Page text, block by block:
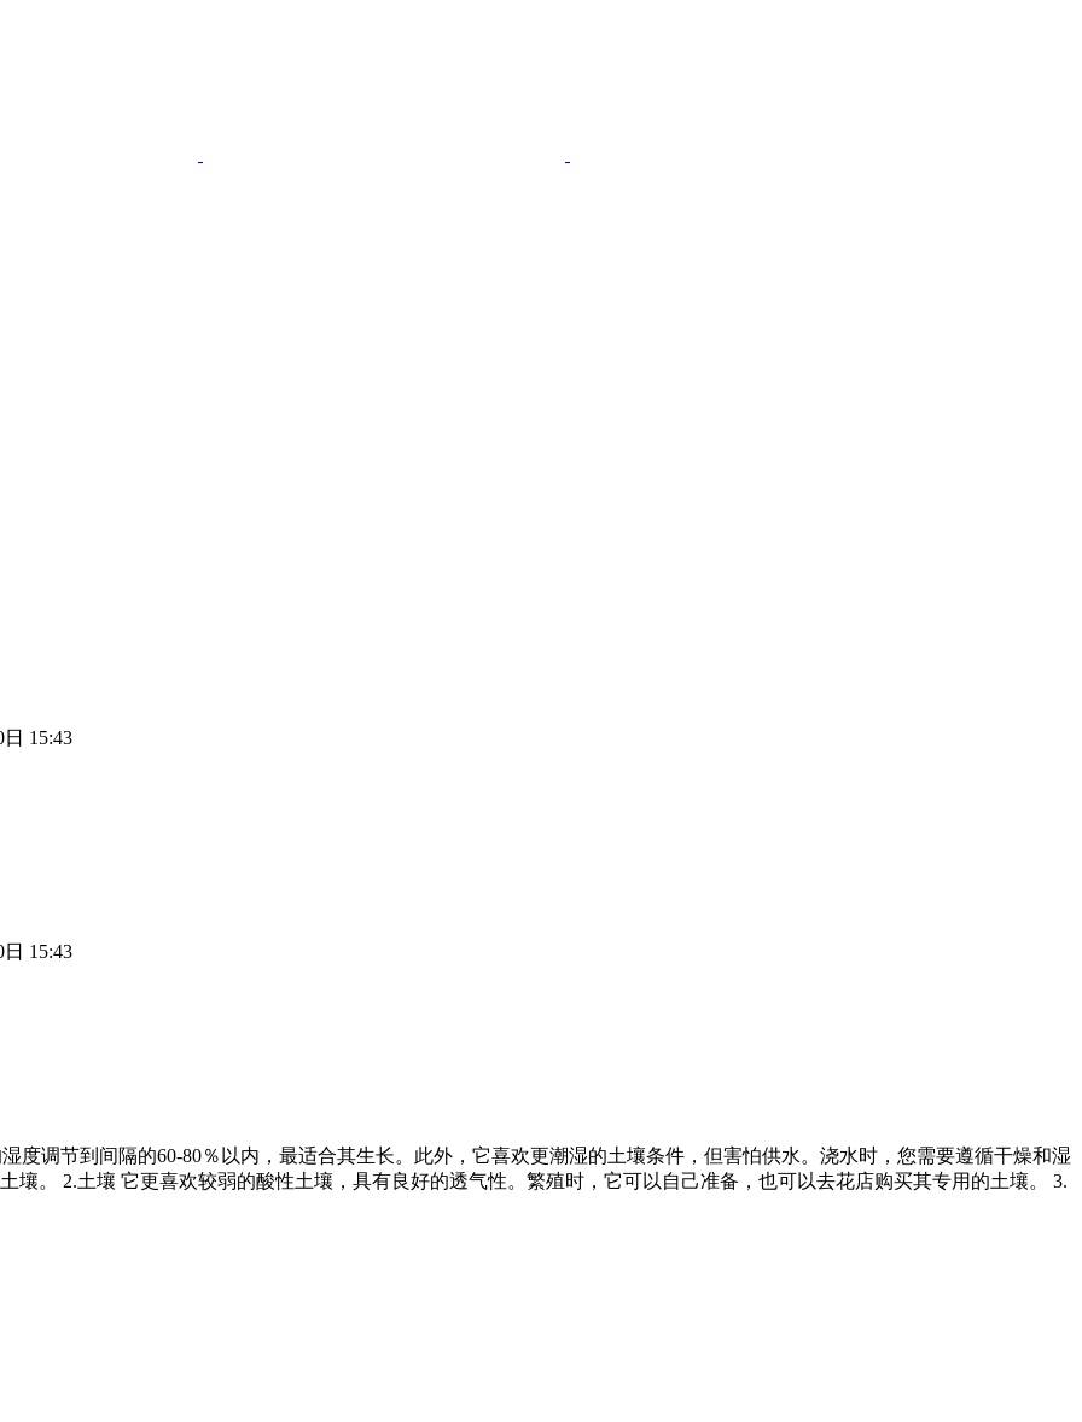
15:43
15:43
度调节到间隔的60-80％以内，最适合其生长。此外，它喜欢更潮湿的土壤条件，但害怕供水。浇水时，您需要遵循干燥和湿
壤。 2.土壤 它更喜欢较弱的酸性土壤，具有良好的透气性。繁殖时，它可以自己准备，也可以去花店购买其专用的土壤。 3.